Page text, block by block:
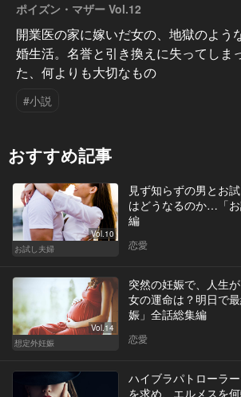
ポイズン・マザー Vol.12
開業医の家に嫁いだ女の、地獄のよう
婚生活。名誉と引き換えに失ってしま
た、何よりも大切なもの
#小説
おすすめ記事
Vol.10
お試し夫婦
見ず知らずの男とお
はどうなるのか…「
編
恋愛
Vol.14
想定外妊娠
突然の妊娠で、人生
女の運命は？明日で
娠」全話総集編
恋愛
ハイブラパトローラ
を求め、エルメスを